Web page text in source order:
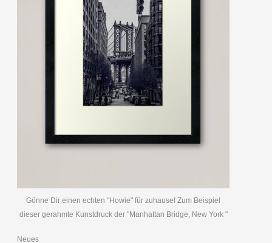
Gönne Dir einen echten "Howie" für zuhause! Zum Beispiel
dieser gerahmte Kunstdruck der "Manhattan Bridge, New York "
Neues